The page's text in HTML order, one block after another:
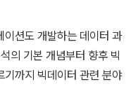
이션도 개발하는 데이터 과
의 기본 개념부터 향후 빅
기까지 빅데이터 관련 분야